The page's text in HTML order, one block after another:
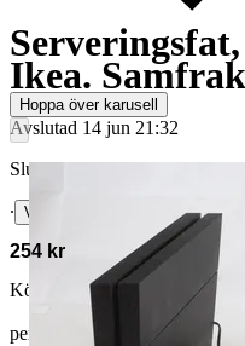
Ikea.
Avslutad 14 jun 21:32
Slutpris
∙ Visa bud
254 kr
Köparskydd är valfritt hos
pernillaerdestam vann auktionen
Hoppa över karusell